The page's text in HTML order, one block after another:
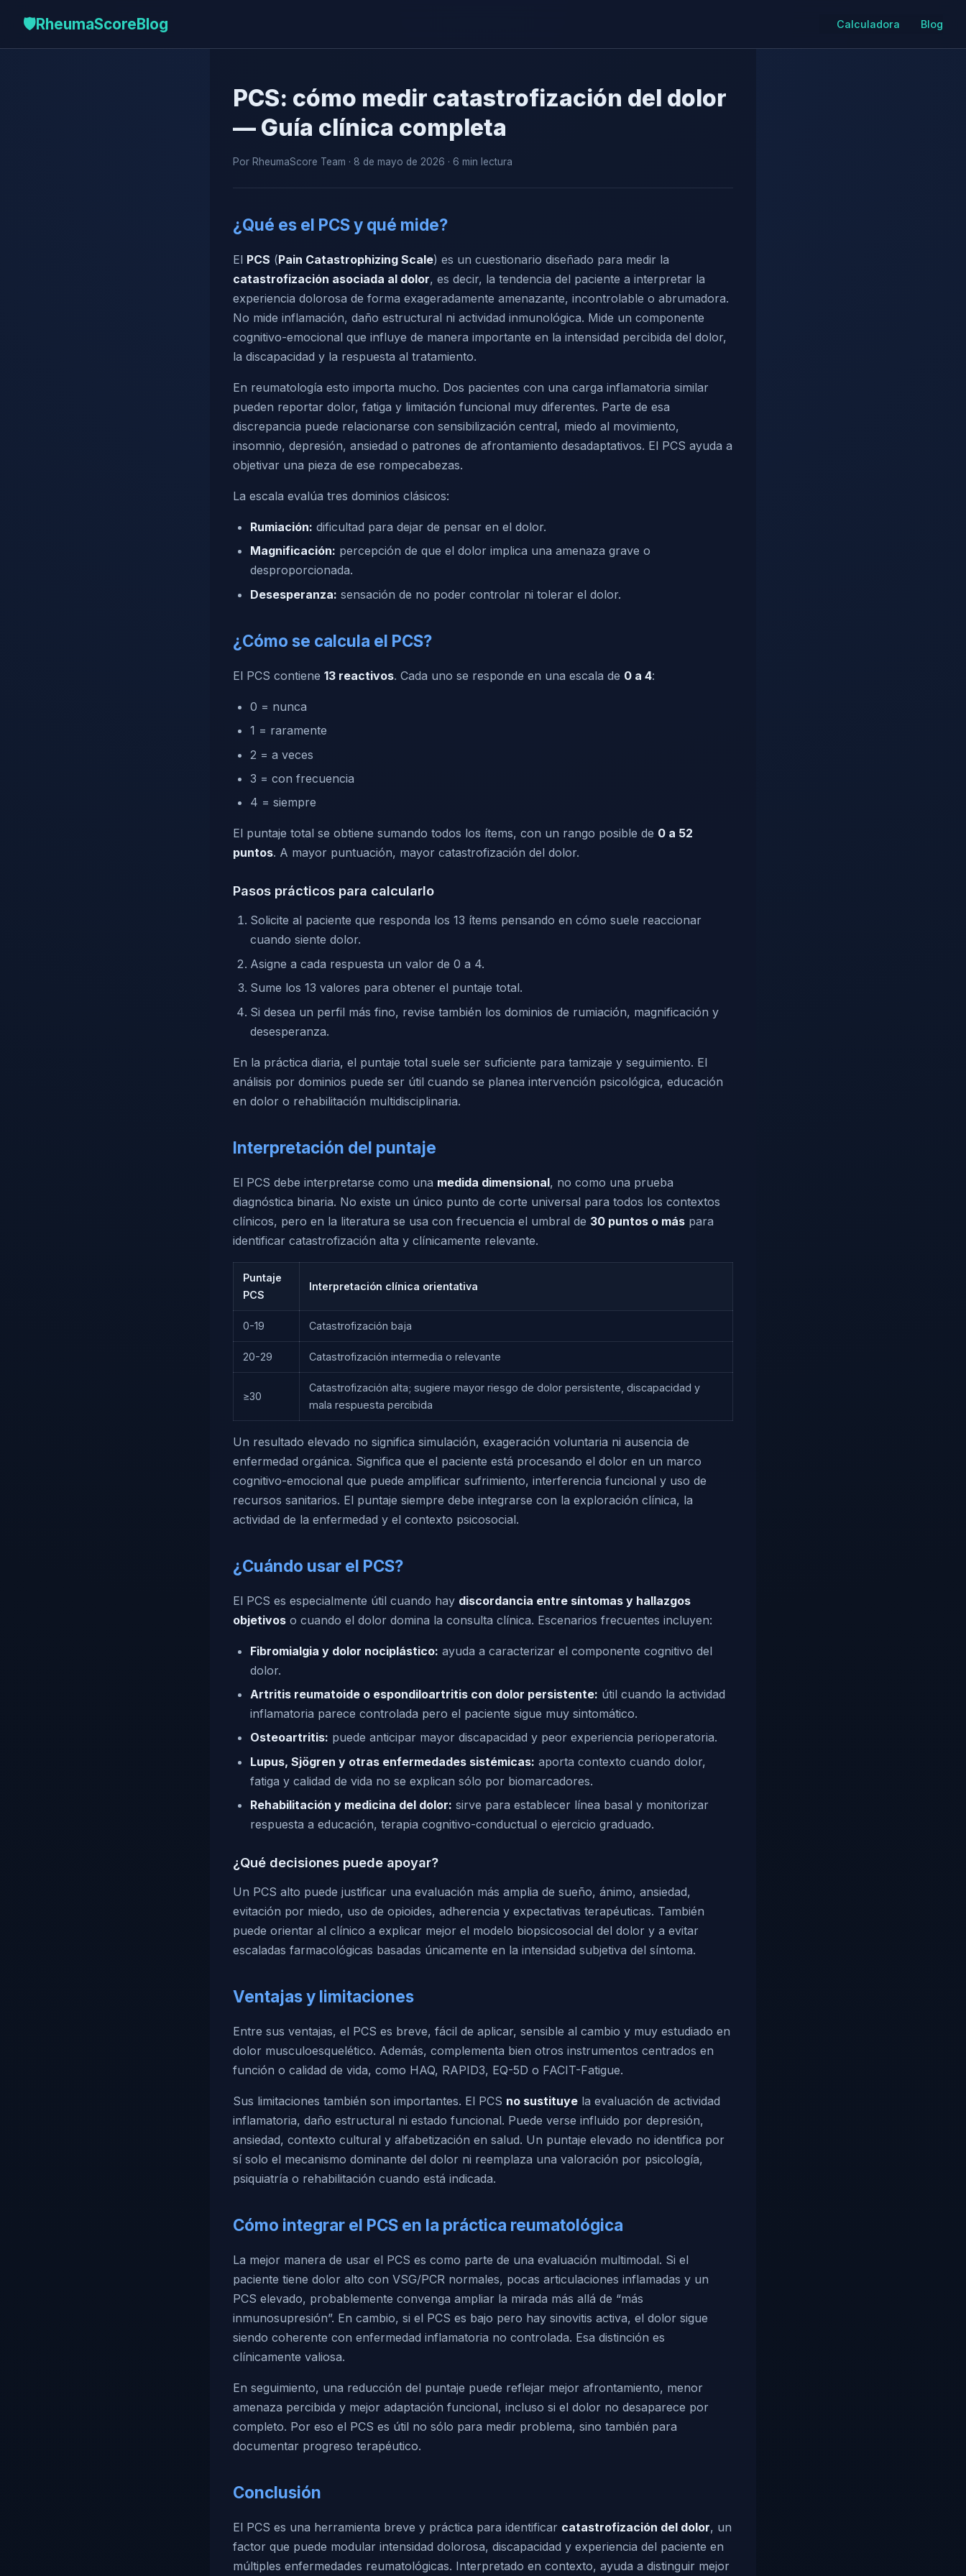
🛡️RheumaScoreBlog Calculadora Blog
PCS: cómo medir catastrofización del dolor
— Guía clínica completa
Por RheumaScore Team · 8 de mayo de 2026 · 6 min lectura
¿Qué es el PCS y qué mide?
El PCS (Pain Catastrophizing Scale) es un cuestionario diseñado para medir la
catastrofización asociada al dolor, es decir, la tendencia del paciente a interpretar la
experiencia dolorosa de forma exageradamente amenazante, incontrolable o abrumadora.
No mide inflamación, daño estructural ni actividad inmunológica. Mide un componente
cognitivo-emocional que influye de manera importante en la intensidad percibida del dolor,
la discapacidad y la respuesta al tratamiento.
En reumatología esto importa mucho. Dos pacientes con una carga inflamatoria similar
pueden reportar dolor, fatiga y limitación funcional muy diferentes. Parte de esa
discrepancia puede relacionarse con sensibilización central, miedo al movimiento,
insomnio, depresión, ansiedad o patrones de afrontamiento desadaptativos. El PCS ayuda a
objetivar una pieza de ese rompecabezas.
La escala evalúa tres dominios clásicos:
Rumiación: dificultad para dejar de pensar en el dolor.
Magnificación: percepción de que el dolor implica una amenaza grave o
desproporcionada.
Desesperanza: sensación de no poder controlar ni tolerar el dolor.
¿Cómo se calcula el PCS?
El PCS contiene 13 reactivos. Cada uno se responde en una escala de 0 a 4:
0 = nunca
1 = raramente
2 = a veces
3 = con frecuencia
4 = siempre
El puntaje total se obtiene sumando todos los ítems, con un rango posible de 0 a 52
puntos. A mayor puntuación, mayor catastrofización del dolor.
Pasos prácticos para calcularlo
Solicite al paciente que responda los 13 ítems pensando en cómo suele reaccionar
cuando siente dolor.
Asigne a cada respuesta un valor de 0 a 4.
Sume los 13 valores para obtener el puntaje total.
Si desea un perfil más fino, revise también los dominios de rumiación, magnificación y
desesperanza.
En la práctica diaria, el puntaje total suele ser suficiente para tamizaje y seguimiento. El
análisis por dominios puede ser útil cuando se planea intervención psicológica, educación
en dolor o rehabilitación multidisciplinaria.
Interpretación del puntaje
El PCS debe interpretarse como una medida dimensional, no como una prueba
diagnóstica binaria. No existe un único punto de corte universal para todos los contextos
clínicos, pero en la literatura se usa con frecuencia el umbral de 30 puntos o más para
identificar catastrofización alta y clínicamente relevante.
Puntaje
PCS
Interpretación clínica orientativa
0-19 Catastrofización baja
20-29 Catastrofización intermedia o relevante
≥30
Catastrofización alta; sugiere mayor riesgo de dolor persistente, discapacidad y
mala respuesta percibida
Un resultado elevado no significa simulación, exageración voluntaria ni ausencia de
enfermedad orgánica. Significa que el paciente está procesando el dolor en un marco
cognitivo-emocional que puede amplificar sufrimiento, interferencia funcional y uso de
recursos sanitarios. El puntaje siempre debe integrarse con la exploración clínica, la
actividad de la enfermedad y el contexto psicosocial.
¿Cuándo usar el PCS?
El PCS es especialmente útil cuando hay discordancia entre síntomas y hallazgos
objetivos o cuando el dolor domina la consulta clínica. Escenarios frecuentes incluyen:
Fibromialgia y dolor nociplástico: ayuda a caracterizar el componente cognitivo del
dolor.
Artritis reumatoide o espondiloartritis con dolor persistente: útil cuando la actividad
inflamatoria parece controlada pero el paciente sigue muy sintomático.
Osteoartritis: puede anticipar mayor discapacidad y peor experiencia perioperatoria.
Lupus, Sjögren y otras enfermedades sistémicas: aporta contexto cuando dolor,
fatiga y calidad de vida no se explican sólo por biomarcadores.
Rehabilitación y medicina del dolor: sirve para establecer línea basal y monitorizar
respuesta a educación, terapia cognitivo-conductual o ejercicio graduado.
¿Qué decisiones puede apoyar?
Un PCS alto puede justificar una evaluación más amplia de sueño, ánimo, ansiedad,
evitación por miedo, uso de opioides, adherencia y expectativas terapéuticas. También
puede orientar al clínico a explicar mejor el modelo biopsicosocial del dolor y a evitar
escaladas farmacológicas basadas únicamente en la intensidad subjetiva del síntoma.
Ventajas y limitaciones
Entre sus ventajas, el PCS es breve, fácil de aplicar, sensible al cambio y muy estudiado en
dolor musculoesquelético. Además, complementa bien otros instrumentos centrados en
función o calidad de vida, como HAQ, RAPID3, EQ-5D o FACIT-Fatigue.
Sus limitaciones también son importantes. El PCS no sustituye la evaluación de actividad
inflamatoria, daño estructural ni estado funcional. Puede verse influido por depresión,
ansiedad, contexto cultural y alfabetización en salud. Un puntaje elevado no identifica por
sí solo el mecanismo dominante del dolor ni reemplaza una valoración por psicología,
psiquiatría o rehabilitación cuando está indicada.
Cómo integrar el PCS en la práctica reumatológica
La mejor manera de usar el PCS es como parte de una evaluación multimodal. Si el
paciente tiene dolor alto con VSG/PCR normales, pocas articulaciones inflamadas y un
PCS elevado, probablemente convenga ampliar la mirada más allá de “más
inmunosupresión”. En cambio, si el PCS es bajo pero hay sinovitis activa, el dolor sigue
siendo coherente con enfermedad inflamatoria no controlada. Esa distinción es
clínicamente valiosa.
En seguimiento, una reducción del puntaje puede reflejar mejor afrontamiento, menor
amenaza percibida y mejor adaptación funcional, incluso si el dolor no desaparece por
completo. Por eso el PCS es útil no sólo para medir problema, sino también para
documentar progreso terapéutico.
Conclusión
El PCS es una herramienta breve y práctica para identificar catastrofización del dolor, un
factor que puede modular intensidad dolorosa, discapacidad y experiencia del paciente en
múltiples enfermedades reumatológicas. Interpretado en contexto, ayuda a distinguir mejor